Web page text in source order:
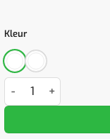
Kleur
TV-kast met opslag